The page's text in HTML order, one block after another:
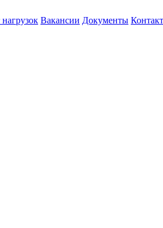
нагрузок Вакансии Документы